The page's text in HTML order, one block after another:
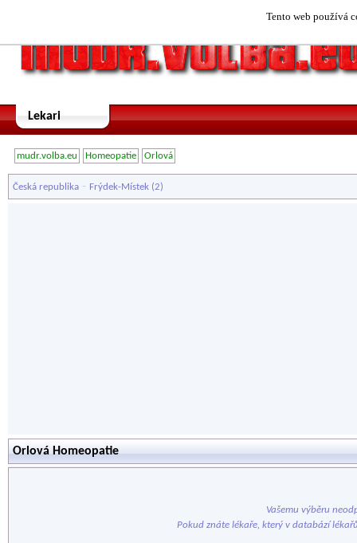
Tento web používá
Lekari
mudr.volba.eu Homeopatie Orlová
Česká republika - Frýdek-Místek (2)
Orlová Homeopatie
Vašemu výběru
Pokud znáte lékaře, který v databází